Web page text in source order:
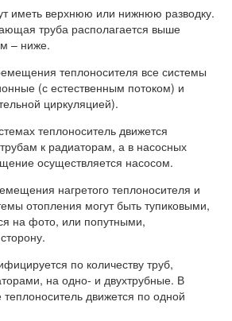
иметь верхнюю или нижнюю разводку.
труба располагается выше
– ниже.
теплоносителя все системы
(с естественным потоком) и
циркуляцией).
теплоноситель движется
к радиаторам, а в насосных
осуществляется насосом.
нагретого теплоносителя и
отопления могут быть тупиковыми,
на фото, или попутными,
по количеству труб,
на одно- и двухтрубные. В
движется по одной